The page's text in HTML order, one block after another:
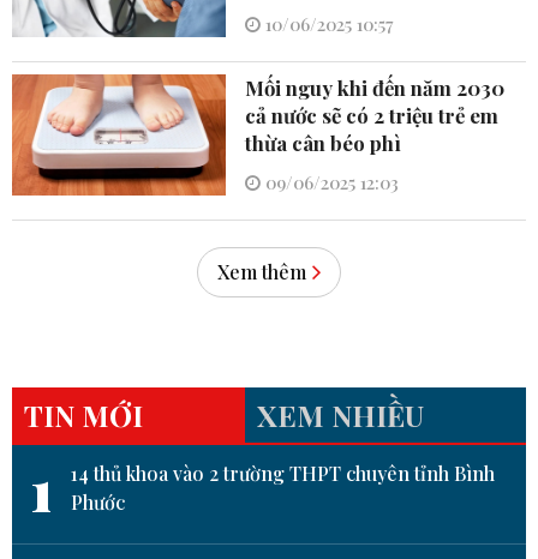
10/06/2025 10:57
Mối nguy khi đến năm 2030
cả nước sẽ có 2 triệu trẻ em
thừa cân béo phì
09/06/2025 12:03
Xem thêm
TIN MỚI XEM NHIỀU
1
14 thủ khoa vào 2 trường THPT chuyên tỉnh Bình
Phước